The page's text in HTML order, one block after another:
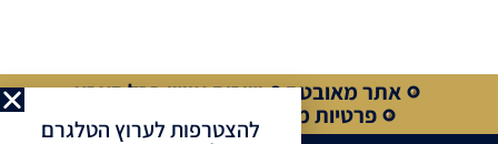
אתר מאובטח
שירות אישי בכל הארץ
פרטיות מלאה
קנייה מאובטחת
להצטרפות לערוץ הטלגרם